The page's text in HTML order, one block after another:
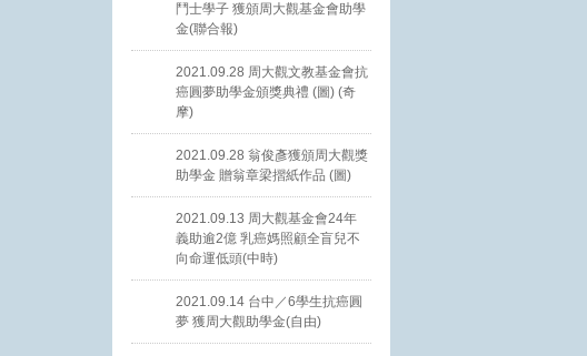
鬥士學子 獲頒周大觀基金會助學
金(聯合報)
2021.09.28 周大觀文教基金會抗
癌圓夢助學金頒獎典禮 (圖) (奇
摩)
2021.09.28 翁俊彥獲頒周大觀獎
助學金 贈翁章梁摺紙作品 (圖)
2021.09.13 周大觀基金會24年
義助逾2億 乳癌媽照顧全盲兒不
向命運低頭(中時)
2021.09.14 台中／6學生抗癌圓
夢 獲周大觀助學金(自由)